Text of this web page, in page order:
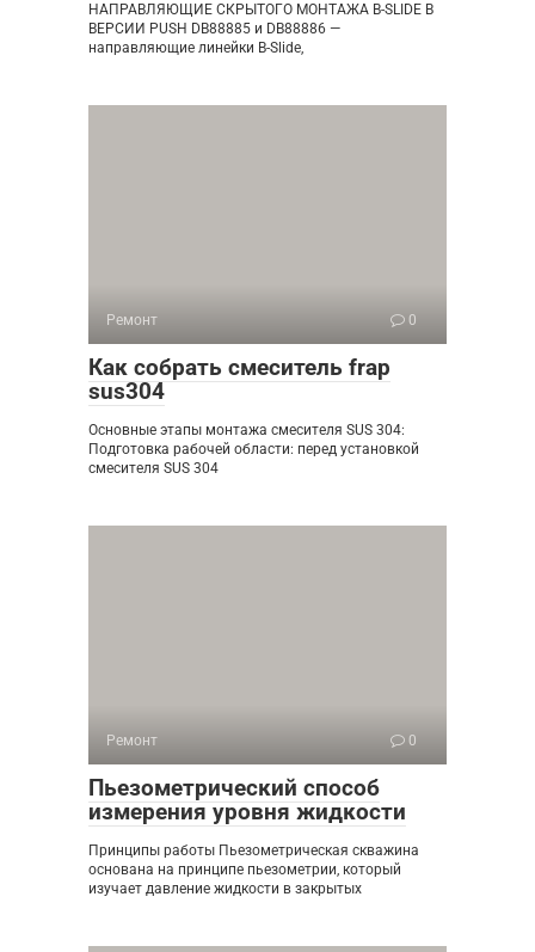
НАПРАВЛЯЮЩИЕ СКРЫТОГО МОНТАЖА B-SLIDE В
ВЕРСИИ PUSH DB88885 и DB88886 —
направляющие линейки B-Slide,
Ремонт 0
Как собрать смеситель frap
sus304
Основные этапы монтажа смесителя SUS 304:
Подготовка рабочей области: перед установкой
смесителя SUS 304
Ремонт 0
Пьезометрический способ
измерения уровня жидкости
Принципы работы Пьезометрическая скважина
основана на принципе пьезометрии, который
изучает давление жидкости в закрытых